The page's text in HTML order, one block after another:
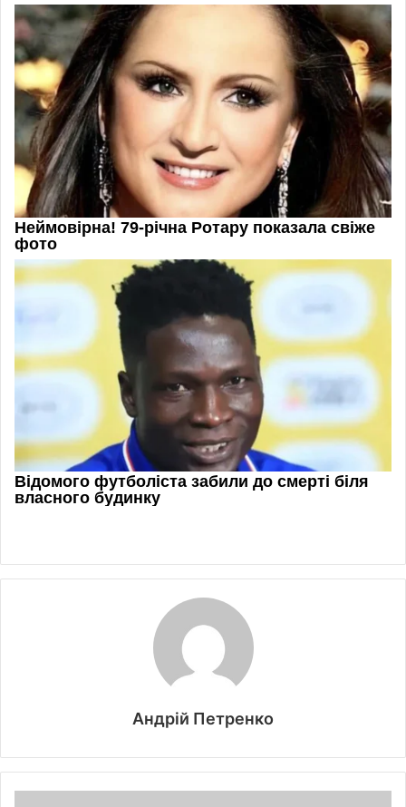
Андрій Петренко